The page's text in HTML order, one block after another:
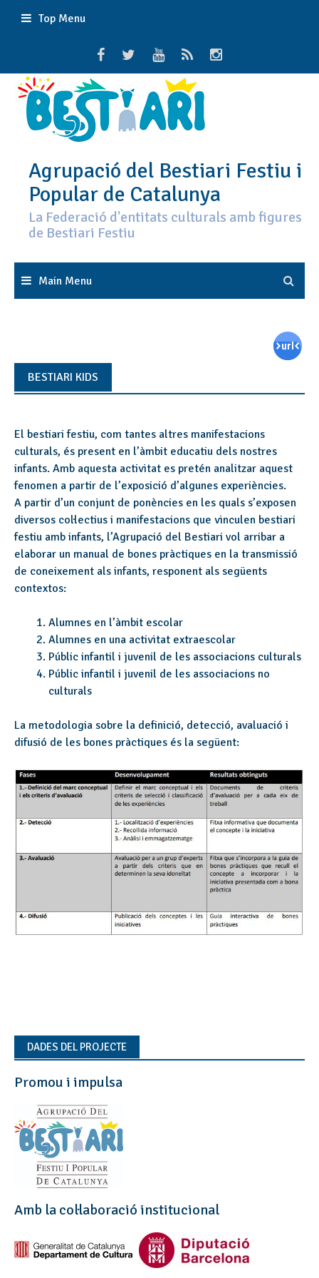
Top Menu
Agrupació del Bestiari Festiu i
Popular de Catalunya
La Federació d'entitats culturals amb figures
de Bestiari Festiu
Main Menu
BESTIARI KIDS
El bestiari festiu, com tantes altres manifestacions
culturals, és present en l’àmbit educatiu dels nostres
infants. Amb aquesta activitat es pretén analitzar aquest
fenomen a partir de l’exposició d’algunes experiències.
A partir d’un conjunt de ponències en les quals s’exposen
diversos col·lectius i manifestacions que vinculen bestiari
festiu amb infants, l’Agrupació del Bestiari vol arribar a
elaborar un manual de bones pràctiques en la transmissió
de coneixement als infants, responent als següents
contextos:
Alumnes en l’àmbit escolar
Alumnes en una activitat extraescolar
Públic infantil i juvenil de les associacions culturals
Públic infantil i juvenil de les associacions no
culturals
La metodologia sobre la definició, detecció, avaluació i
difusió de les bones pràctiques és la següent:
DADES DEL PROJECTE
Promou i impulsa
Amb la col·laboració institucional